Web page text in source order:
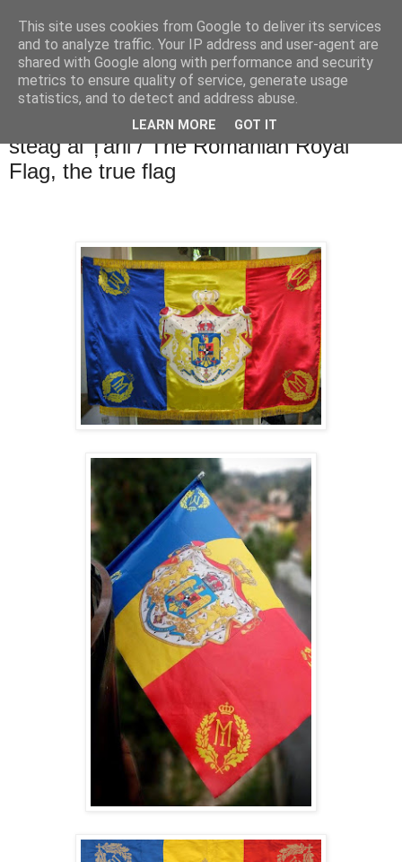
Blogul lui Răzvan
marți, 5 mai 2015
Tricolorul Regal al României, adevăratul
steag al Țării / The Romanian Royal
Flag, the true flag
This site uses cookies from Google to deliver its services
and to analyze traffic. Your IP address and user-agent are
shared with Google along with performance and security
metrics to ensure quality of service, generate usage
statistics, and to detect and address abuse.
LEARN MORE GOT IT